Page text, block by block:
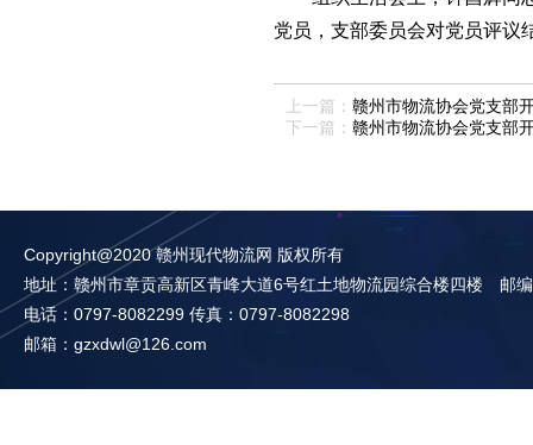
党员，支部委员会对党员评议
上一篇： 赣州市物流协会党支部
下一篇： 赣州市物流协会党支部
Copyright@2020 赣州现代物流网 版权所有
地址：赣州市章贡高新区青峰大道6号红土地物流园综合楼四楼 邮
电话：0797-8082299 传真：0797-8082298
邮箱：gzxdwl@126.com